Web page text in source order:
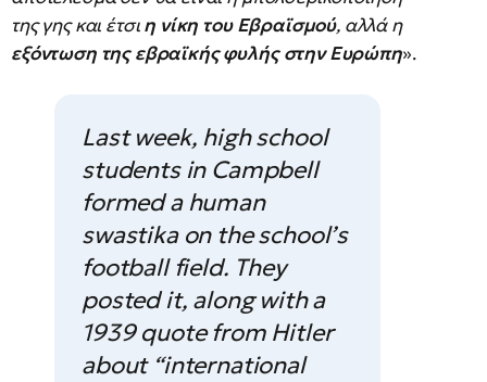
της γης και έτσιη νίκη του Εβραϊσμού, αλλά η
εξόντωση της εβραϊκής φυλής στην Ευρώπη».
Last week, high school
students in Campbell
formed a human
swastika on the school’s
football field. They
posted it, along with a
1939 quote from Hitler
about “international